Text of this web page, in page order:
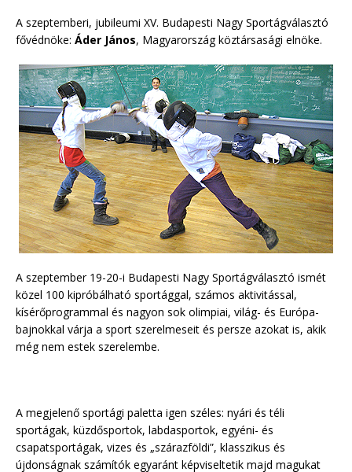
A szeptemberi, jubileumi XV. Budapesti Nagy Sportágválasztó
fővédnöke: Áder János, Magyarország köztársasági elnöke.
A szeptember 19-20-i Budapesti Nagy Sportágválasztó ismét
közel 100 kipróbálható sportággal, számos aktivitással,
kísérőprogrammal és nagyon sok olimpiai, világ- és Európa-
bajnokkal várja a sport szerelmeseit és persze azokat is, akik
még nem estek szerelembe.
A megjelenő sportági paletta igen széles: nyári és téli
sportágak, küzdősportok, labdasportok, egyéni- és
csapatsportágak, vizes és „szárazföldi”, klasszikus és
újdonságnak számítók egyaránt képviseltetik majd magukat